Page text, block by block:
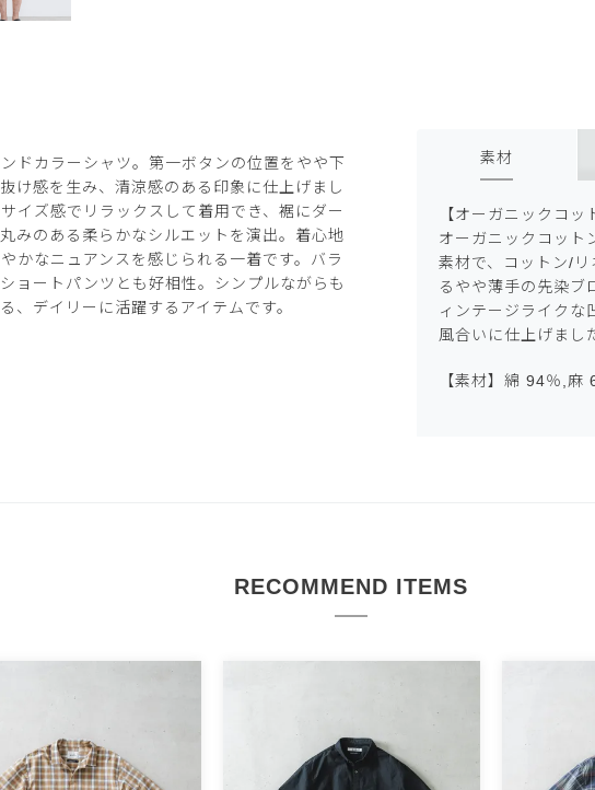
ドカラーシャツ。第一ボタンの位置をやや下
け感を生み、清涼感のある印象に仕上げまし
イズ感でリラックスして着用でき、裾にダー
みのある柔らかなシルエットを演出。着心地
かなニュアンスを感じられる一着です。バラ
ョートパンツとも好相性。シンプルながらも
、デイリーに活躍するアイテムです。
素材
【オーガニックコッ
オーガニックコット
素材で、コットン/
るやや薄手の先染ブ
ィンテージライクな
風合いに仕上げまし
【素材】綿 94％,麻
RECOMMEND ITEMS